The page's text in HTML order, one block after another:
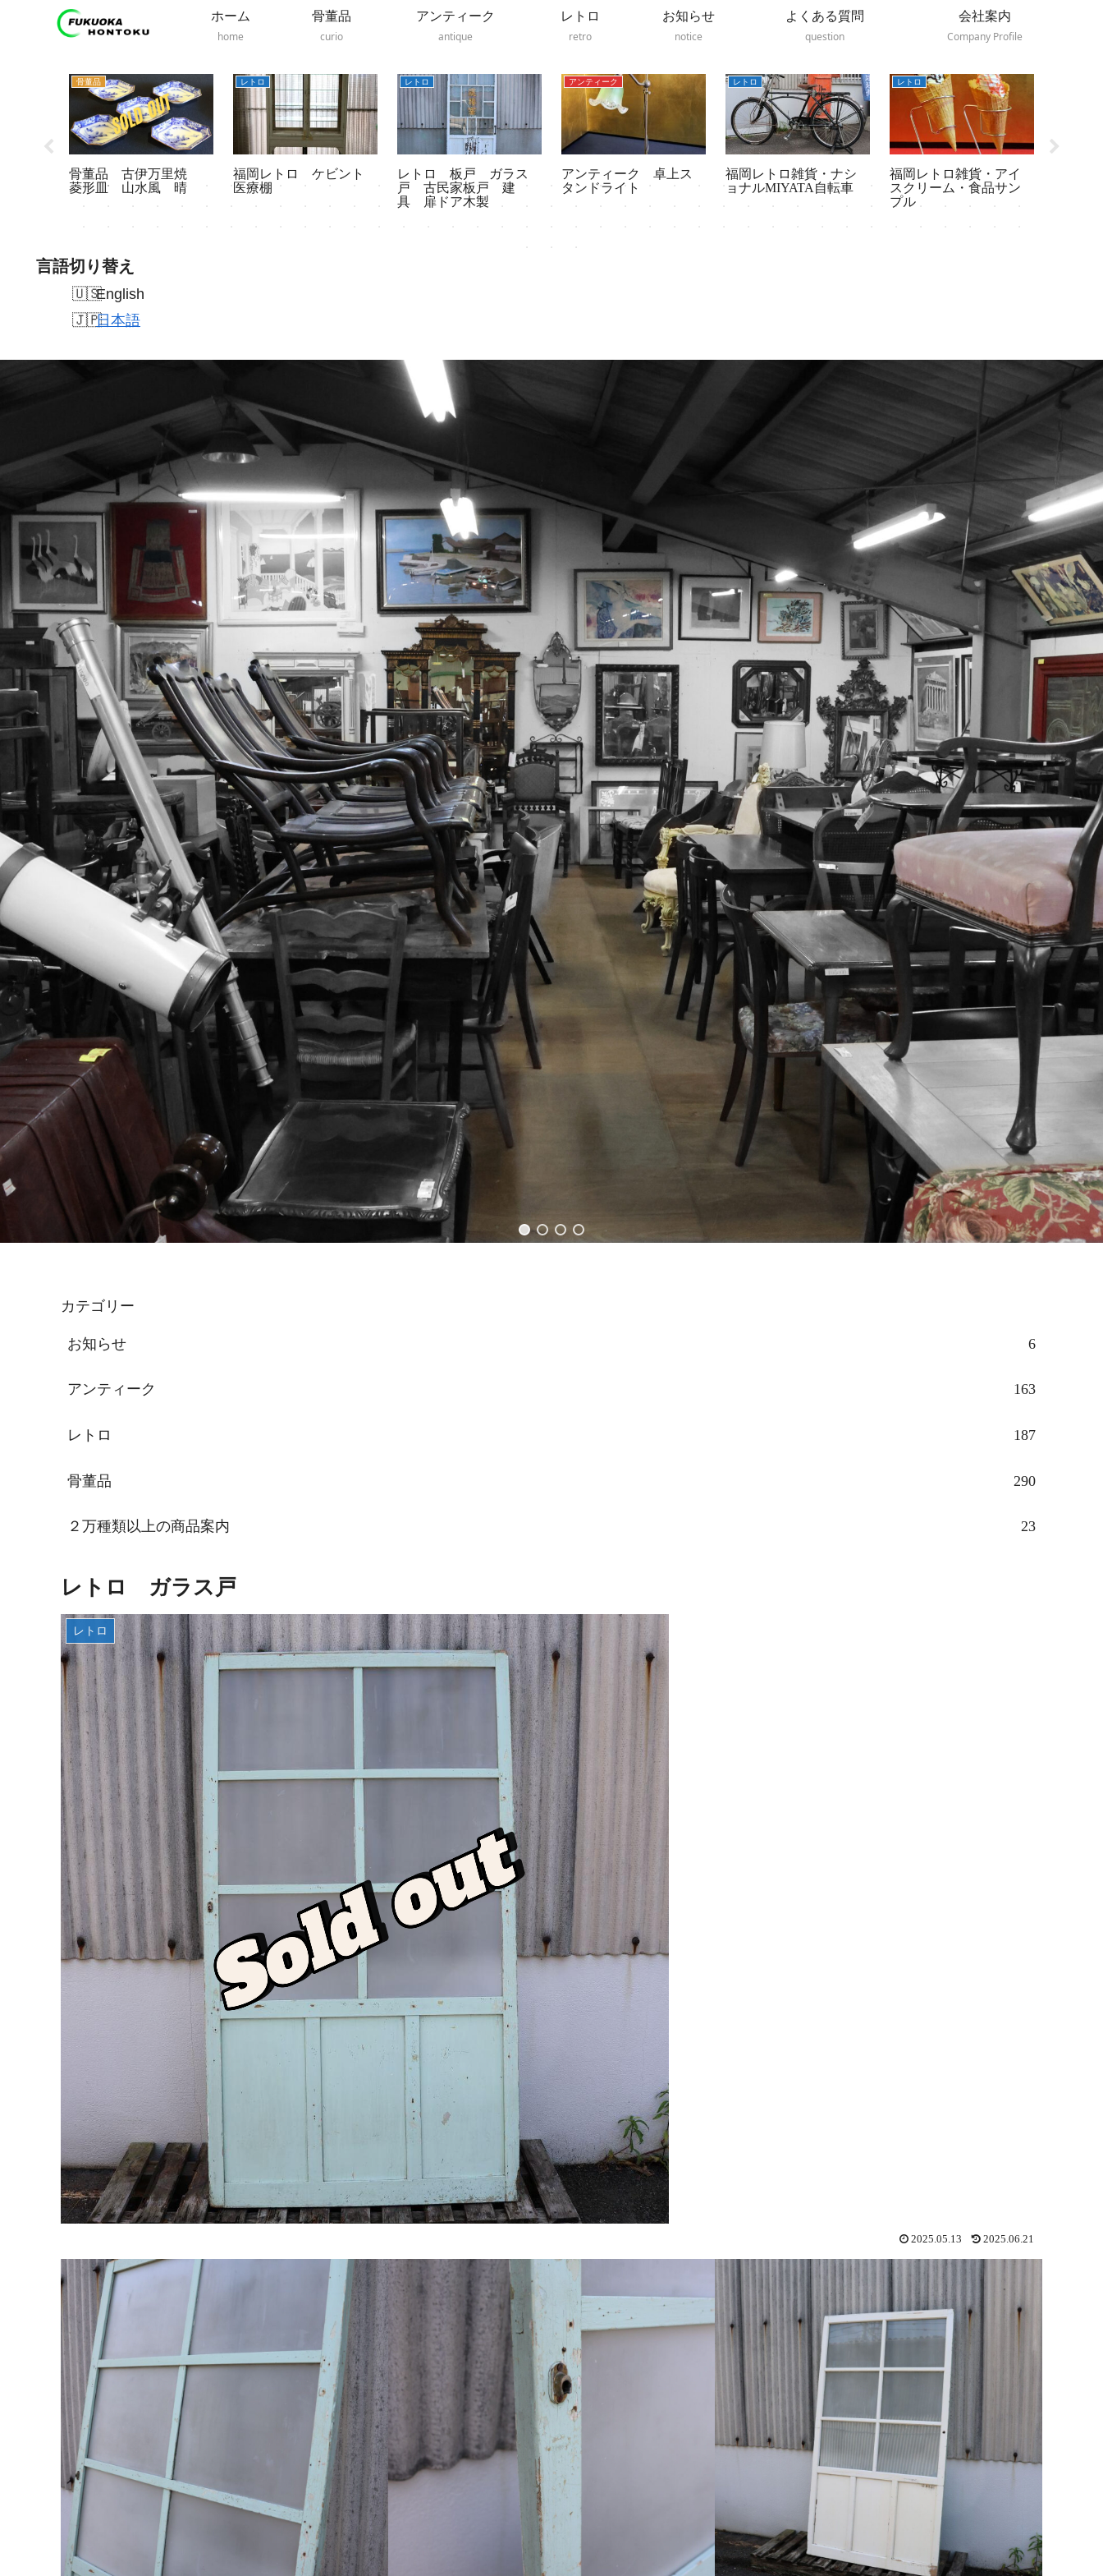
ホーム
home
骨董品
curio
アンティーク
antique
レトロ
retro
お知らせ
notice
よくある質問
question
会社案内
Company Profile
レトロ
福岡レトロ ケビント
医療棚
レトロ
レトロ 板戸 ガラス
戸 古民家板戸 建
アンティーク
アンティーク 卓上ス
タンドライト
レトロ
福岡レトロ雑貨・ナシ
ョナルMIYATA自転車
レトロ
福岡レトロ雑貨・アイ
スクリーム・食品サン
アンティーク
アンティーク シルバ
ープレート＆白蝶貝
ナイフ2本セット 英国
製
言語切り替え
English
日本語
カテゴリー
お知らせ 6
アンティーク 163
レトロ 187
骨董品 290
２万種類以上の商品案内 23
レトロ ガラス戸
レトロ
2025.05.13 2025.06.21